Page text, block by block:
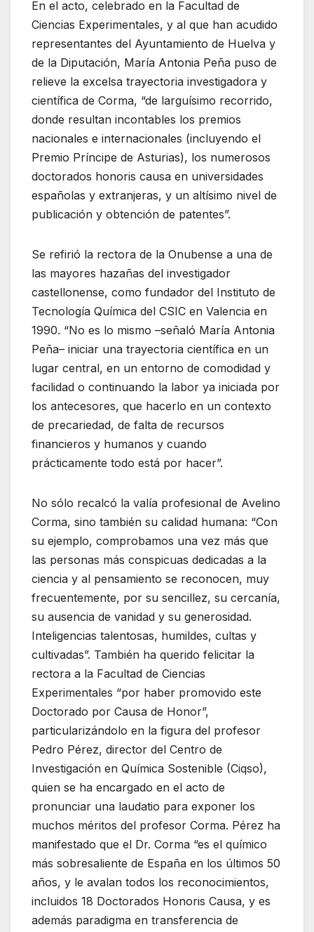
En el acto, celebrado en la Facultad de
Ciencias Experimentales, y al que han acudido
representantes del Ayuntamiento de Huelva y
de la Diputación, María Antonia Peña puso de
relieve la excelsa trayectoria investigadora y
científica de Corma, “de larguísimo recorrido,
donde resultan incontables los premios
nacionales e internacionales (incluyendo el
Premio Príncipe de Asturias), los numerosos
doctorados honoris causa en universidades
españolas y extranjeras, y un altísimo nivel de
publicación y obtención de patentes”.
Se refirió la rectora de la Onubense a una de
las mayores hazañas del investigador
castellonense, como fundador del Instituto de
Tecnología Química del CSIC en Valencia en
1990. “No es lo mismo –señaló María Antonia
Peña– iniciar una trayectoria científica en un
lugar central, en un entorno de comodidad y
facilidad o continuando la labor ya iniciada por
los antecesores, que hacerlo en un contexto
de precariedad, de falta de recursos
financieros y humanos y cuando
prácticamente todo está por hacer”.
No sólo recalcó la valía profesional de Avelino
Corma, sino también su calidad humana: “Con
su ejemplo, comprobamos una vez más que
las personas más conspicuas dedicadas a la
ciencia y al pensamiento se reconocen, muy
frecuentemente, por su sencillez, su cercanía,
su ausencia de vanidad y su generosidad.
Inteligencias talentosas, humildes, cultas y
cultivadas”. También ha querido felicitar la
rectora a la Facultad de Ciencias
Experimentales “por haber promovido este
Doctorado por Causa de Honor”,
particularizándolo en la figura del profesor
Pedro Pérez, director del Centro de
Investigación en Química Sostenible (Ciqso),
quien se ha encargado en el acto de
pronunciar una laudatio para exponer los
muchos méritos del profesor Corma. Pérez ha
manifestado que el Dr. Corma “es el químico
más sobresaliente de España en los últimos 50
años, y le avalan todos los reconocimientos,
incluidos 18 Doctorados Honoris Causa, y es
además paradigma en transferencia de